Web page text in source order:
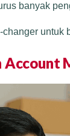
banyak
Account